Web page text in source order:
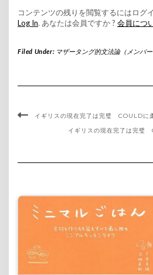
コンテンツの残りを閲覧するにはログ
Log In. あなたは会員ですか ? 会員につ
Filed Under: マザータング的文法論（メンバー
イギリスの現在完了は完璧 COULD
イギリスの現在完了は完